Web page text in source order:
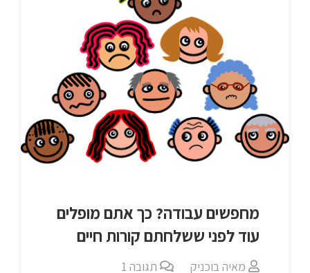
מחפשים עבודה? כך אתם מופלים
עוד לפני ששלחתם קורות חיים
מאיה בוכניק תגובה1